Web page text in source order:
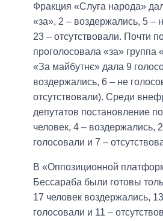
Фракция «Слуга народа»
«за», 2 – воздержались, 5 –
23 – отсутствовали. Почти
проголосовала «за» группа
«За майбутнє» дала 9
воздержались, 6 – не
отсутствовали). Среди
депутатов постановление
человек, 4 – воздержались,
голосовали и 7 –
В «Оппозиционной
Бессараба были готовы
17 человек воздержались,
голосовали и 11 –